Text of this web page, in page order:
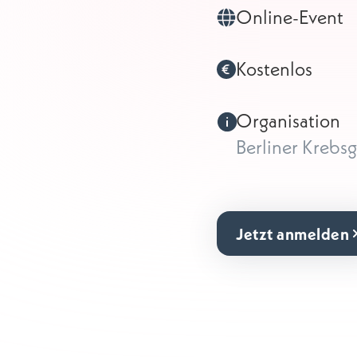
Online-Event
Kostenlos
Organisation
Berliner
Jetzt anmelden